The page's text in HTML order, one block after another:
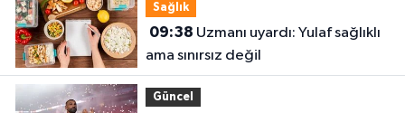
Sağlık
09:38
ama sınırsız değil
Güncel